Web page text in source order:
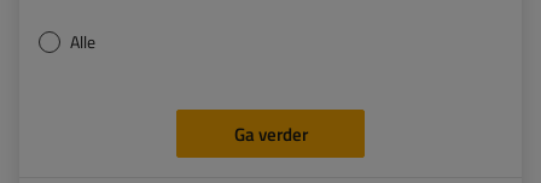
Alle
Ga verder